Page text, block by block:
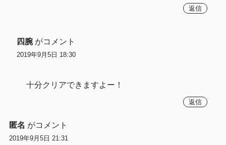
返信
四腕 がコメント
2019年9月5日 18:30
十分クリアできますよー！
返信
匿名 がコメント
2019年9月5日 21:31